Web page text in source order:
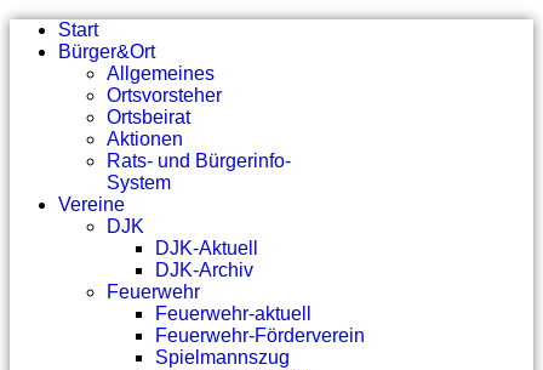
Start
Bürger&Ort
Allgemeines
Ortsvorsteher
Ortsbeirat
Aktionen
Rats- und Bürgerinfo-
System
Vereine
DJK
DJK-Aktuell
DJK-Archiv
Feuerwehr
Feuerwehr-aktuell
Feuerwehr-Förderverein
Spielmannszug